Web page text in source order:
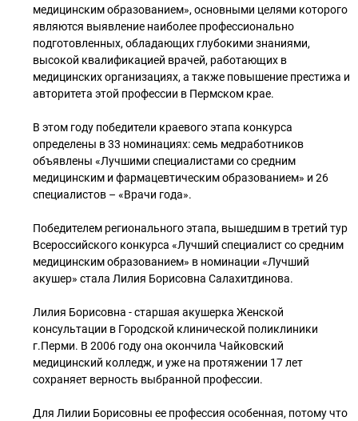
медицинским образованием», основными целями которого
являются выявление наиболее профессионально
подготовленных, обладающих глубокими знаниями,
высокой квалификацией врачей, работающих в
медицинских организациях, а также повышение престижа и
авторитета этой профессии в Пермском крае.
В этом году победители краевого этапа конкурса
определены в 33 номинациях: семь медработников
объявлены «Лучшими специалистами со средним
медицинским и фармацевтическим образованием» и 26
специалистов – «Врачи года».
Победителем регионального этапа, вышедшим в третий тур
Всероссийского конкурса «Лучший специалист со средним
медицинским образованием» в номинации «Лучший
акушер» стала Лилия Борисовна Салахитдинова.
Лилия Борисовна - старшая акушерка Женской
консультации в Городской клинической поликлиники
г.Перми. В 2006 году она окончила Чайковский
медицинский колледж, и уже на протяжении 17 лет
сохраняет верность выбранной профессии.
Для Лилии Борисовны ее профессия особенная, потому что